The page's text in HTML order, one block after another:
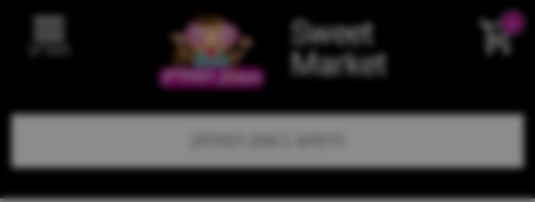
Sweet
Market תפריט